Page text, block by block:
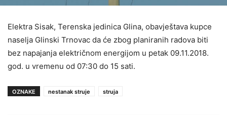
Elektra Sisak, Terenska jedinica Glina, obavještava kupce
naselja Glinski Trnovac da će zbog planiranih radova biti
bez napajanja električnom energijom u petak 09.11.2018.
god. u vremenu od 07:30 do 15 sati.
OZNAKE nestanak struje struja